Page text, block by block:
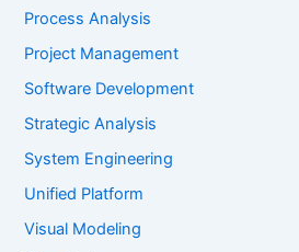
Process Analysis
Project Management
Software Development
Strategic Analysis
System Engineering
Unified Platform
Visual Modeling